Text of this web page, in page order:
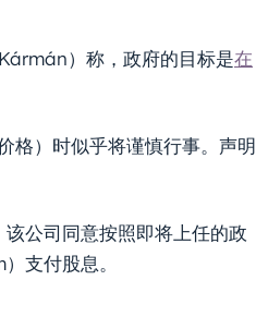
）称，政府的目标是在
格）时似乎将谨慎行事。声明
该公司同意按照即将上任的政
支付股息。